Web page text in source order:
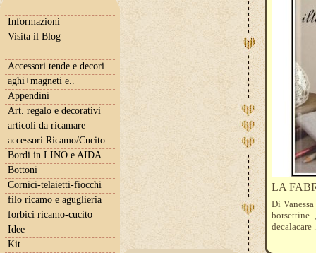
Informazioni
Visita il Blog
Accessori tende e decori
aghi+magneti e..
Appendini
Art. regalo e decorativi
articoli da ricamare
accessori Ricamo/Cucito
Bordi in LINO e AIDA
Bottoni
Cornici-telaietti-fiocchi
filo ricamo e aguglieria
forbici ricamo-cucito
Idee
Kit
LA
Di
decalacare